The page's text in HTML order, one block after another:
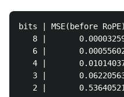
bits | MSE(before
8 |
6 |
4 |
3 |